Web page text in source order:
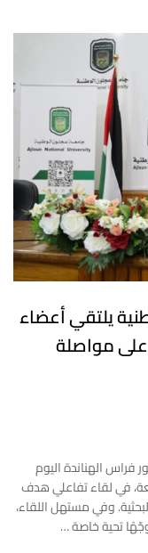
يلتقي أعضاء
على مواصلة
فراس الهناندة اليوم
في لقاء تفاعلي هدف
وفي مستهل اللقاء،
تحية خاصة …